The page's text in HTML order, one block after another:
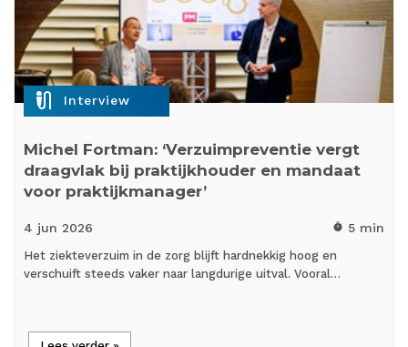
mic_external_on Interview
Michel Fortman: ‘Verzuimpreventie vergt
draagvlak bij praktijkhouder en mandaat
voor praktijkmanager’
4 jun 2026 timer 5 min
Het ziekteverzuim in de zorg blijft hardnekkig hoog en
verschuift steeds vaker naar langdurige uitval. Vooral…